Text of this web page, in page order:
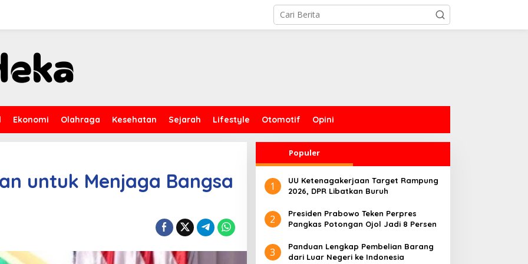
Ekonomi Olahraga Kesehatan Sejarah Lifestyle Otomotif Opini
untuk Menjaga Bangsa
Populer
1
UU Ketenagakerjaan Target Rampung
2026, DPR Libatkan Buruh
2
Presiden Prabowo Teken Perpres
Pangkas Potongan Ojol Jadi 8 Persen
3
Panduan Lengkap Pembelian Barang
dari Luar Negeri ke Indonesia